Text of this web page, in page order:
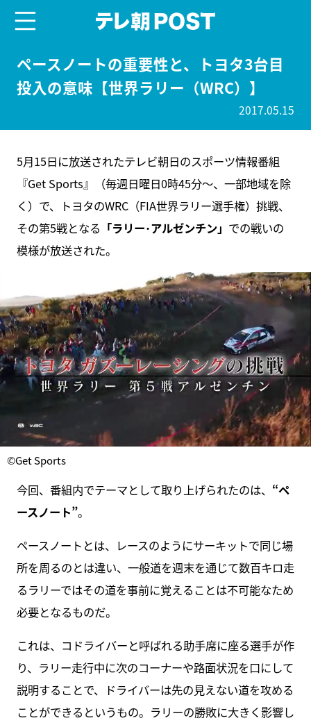
ペースノートの重要性と、トヨタ3台目
投入の意味【世界ラリー（WRC）】
2017.05.15
5月15日に放送されたテレビ朝日のスポーツ情報番組
『Get Sports』（毎週日曜日0時45分～、一部地域を除
く）で、トヨタのWRC（FIA世界ラリー選手権）挑戦、
その第5戦となる 「ラリー･アルゼンチン」 での戦いの
模様が放送された。
©Get Sports
今回、番組内でテーマとして取り上げられたのは、 “ペ
ースノート”。
ペースノートとは、レースのようにサーキットで同じ場
所を周るのとは違い、一般道を週末を通じて数百キロ走
るラリーではその道を事前に覚えることは不可能なため
必要となるものだ。
これは、コドライバーと呼ばれる助手席に座る選手が作
り、ラリー走行中に次のコーナーや路面状況を口にして
説明することで、ドライバーは先の見えない道を攻める
ことができるというもの。ラリーの勝敗に大きく影響し